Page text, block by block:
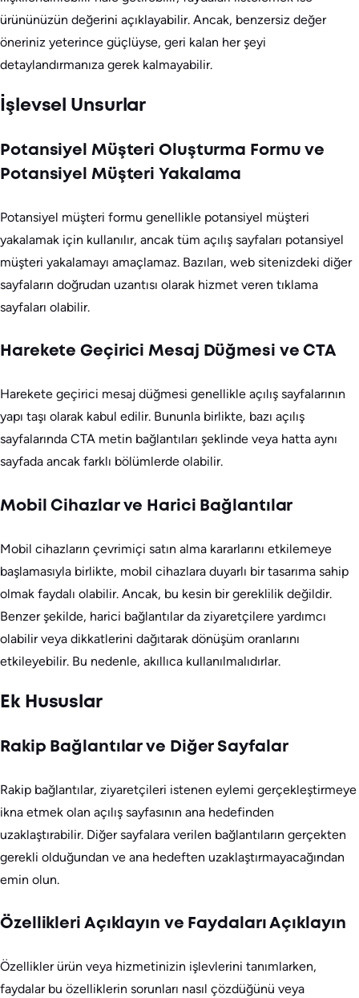
ürününüzün değerini açıklayabilir. Ancak, benzersiz değer
öneriniz yeterince güçlüyse, geri kalan her şeyi
detaylandırmanıza gerek kalmayabilir.
İşlevsel Unsurlar
Potansiyel Müşteri Oluşturma Formu ve
Potansiyel Müşteri Yakalama
Potansiyel müşteri formu genellikle potansiyel müşteri
yakalamak için kullanılır, ancak tüm açılış sayfaları potansiyel
müşteri yakalamayı amaçlamaz. Bazıları, web sitenizdeki diğer
sayfaların doğrudan uzantısı olarak hizmet veren tıklama
sayfaları olabilir.
Harekete Geçirici Mesaj Düğmesi ve CTA
Harekete geçirici mesaj düğmesi genellikle açılış sayfalarının
yapı taşı olarak kabul edilir. Bununla birlikte, bazı açılış
sayfalarında CTA metin bağlantıları şeklinde veya hatta aynı
sayfada ancak farklı bölümlerde olabilir.
Mobil Cihazlar ve Harici Bağlantılar
Mobil cihazların çevrimiçi satın alma kararlarını etkilemeye
başlamasıyla birlikte, mobil cihazlara duyarlı bir tasarıma sahip
olmak faydalı olabilir. Ancak, bu kesin bir gereklilik değildir.
Benzer şekilde, harici bağlantılar da ziyaretçilere yardımcı
olabilir veya dikkatlerini dağıtarak dönüşüm oranlarını
etkileyebilir. Bu nedenle, akıllıca kullanılmalıdırlar.
Ek Hususlar
Rakip Bağlantılar ve Diğer Sayfalar
Rakip bağlantılar, ziyaretçileri istenen eylemi gerçekleştirmeye
ikna etmek olan açılış sayfasının ana hedefinden
uzaklaştırabilir. Diğer sayfalara verilen bağlantıların gerçekten
gerekli olduğundan ve ana hedeften uzaklaştırmayacağından
emin olun.
Özellikleri Açıklayın ve Faydaları Açıklayın
Özellikler ürün veya hizmetinizin işlevlerini tanımlarken,
faydalar bu özelliklerin sorunları nasıl çözdüğünü veya